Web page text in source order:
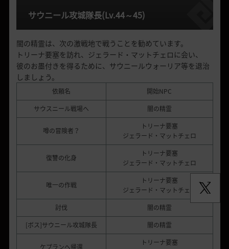
サウニール攻城隊長(Lv.44～45)
闇の精霊は、次の激戦地で戦うことを勧めています。
トリーナ要塞を訪れ、ジェラード・マットチェロに会い、
彼のお墨付きを得るために、サウニールウォーリア等を退治
しましょう。
依頼名
開始NPC
サウスニール戦場へ
闇の精霊
噂の冒険者？
トリーナ要塞
ジェラード・マットチェロ
復讐の化身
トリーナ要塞
ジェラード・マットチェロ
唯一の作戦
トリーナ要塞
ジェラード・マットチェロ
討伐
闇の精霊
[ボス]サウニール攻城隊長
闇の精霊
ケプランへ帰還
トリーナ要塞